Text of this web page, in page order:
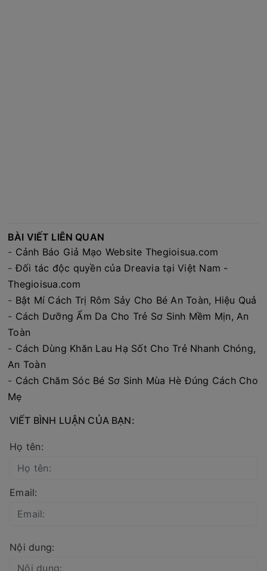
BÀI VIẾT LIÊN QUAN
- Cảnh Báo Giả Mạo Website Thegioisua.com
-Đối tác độc quyền của Dreavia tại Việt Nam -
Thegioisua.com
- Bật Mí Cách Trị Rôm Sảy Cho Bé An Toàn, Hiệu Quả
- Cách Dưỡng Ẩm Da Cho Trẻ Sơ Sinh Mềm Mịn, An
Toàn
- Cách Dùng Khăn Lau Hạ Sốt Cho Trẻ Nhanh Chóng,
An Toàn
- Cách Chăm Sóc Bé Sơ Sinh Mùa Hè Đúng Cách Cho
Mẹ
VIẾT BÌNH LUẬN CỦA BẠN:
Họ tên:
Email:
Nội dung: